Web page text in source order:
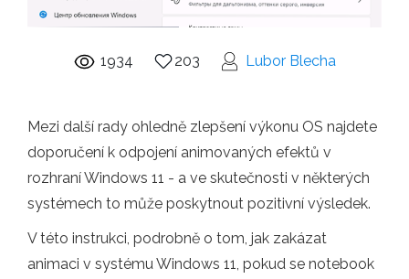
1934 203 Lubor Blecha
Mezi další rady ohledně zlepšení výkonu OS najdete
doporučení k odpojení animovaných efektů v
rozhraní Windows 11 - a ve skutečnosti v některých
systémech to může poskytnout pozitivní výsledek.
V této instrukci, podrobně o tom, jak zakázat
animaci v systému Windows 11, pokud se notebook